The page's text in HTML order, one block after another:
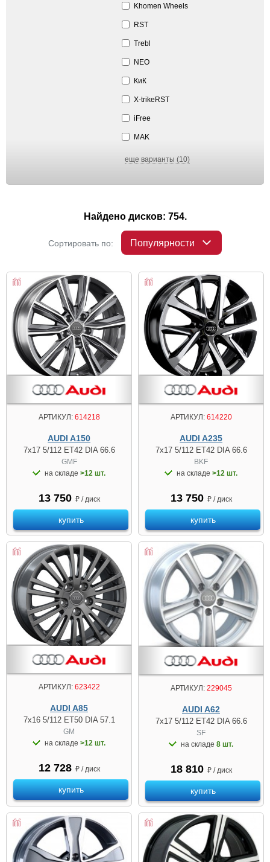
Khomen Wheels
RST
Trebl
NEO
КиК
X-trikeRST
iFree
MAK
еще варианты (10)
Найдено дисков: 754.
Сортировать по: Популярности
АРТИКУЛ:614218
AUDI A150
7x17 5/112 ET42 DIA 66.6
GMF
на складе >12 шт.
13 750 ₽ / диск
купить
АРТИКУЛ:614220
AUDI A235
7x17 5/112 ET42 DIA 66.6
BKF
на складе >12 шт.
13 750 ₽ / диск
купить
АРТИКУЛ:623422
AUDI A85
7x16 5/112 ET50 DIA 57.1
GM
на складе >12 шт.
12 728 ₽ / диск
купить
АРТИКУЛ:229045
AUDI A62
7x17 5/112 ET42 DIA 66.6
SF
на складе 8 шт.
18 810 ₽ / диск
купить